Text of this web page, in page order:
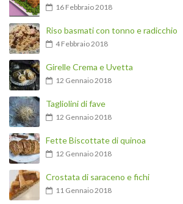
16 Febbraio 2018
Riso basmati con tonno e radicchio
4 Febbraio 2018
Girelle Crema e Uvetta
12 Gennaio 2018
Tagliolini di fave
12 Gennaio 2018
Fette Biscottate di quinoa
12 Gennaio 2018
Crostata di saraceno e fichi
11 Gennaio 2018